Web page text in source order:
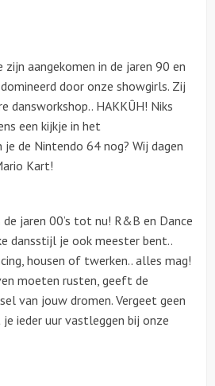
workshops
workshops
Proeverijen
Rondleidingen
Wandelingen
zijn aangekomen in de jaren 90 en
door onze showgirls. Zij
dansworkshop.. HAKKÛH! Niks
een kijkje in het
je de Nintendo 64 nog? Wij dagen
Kart!
jaren 00’s tot nu! R&B en Dance
dansstijl je ook meester bent..
housen of twerken.. alles mag!
moeten rusten, geeft de
van jouw dromen. Vergeet geen
ieder uur vastleggen bij onze